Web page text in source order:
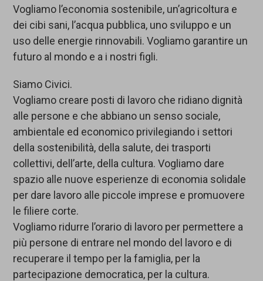
Vogliamo l’economia sostenibile, un’agricoltura e
dei cibi sani, l’acqua pubblica, uno sviluppo e un
uso delle energie rinnovabili. Vogliamo garantire un
futuro al mondo e a i nostri figli.
Siamo Civici.
Vogliamo creare posti di lavoro che ridiano dignità
alle persone e che abbiano un senso sociale,
ambientale ed economico privilegiando i settori
della sostenibilità, della salute, dei trasporti
collettivi, dell’arte, della cultura. Vogliamo dare
spazio alle nuove esperienze di economia solidale
per dare lavoro alle piccole imprese e promuovere
le filiere corte.
Vogliamo ridurre l’orario di lavoro per permettere a
più persone di entrare nel mondo del lavoro e di
recuperare il tempo per la famiglia, per la
partecipazione democratica, per la cultura.